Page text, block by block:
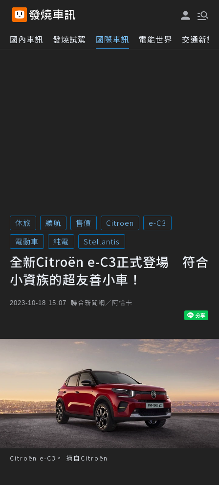
國內車訊 發燒試駕 國際車訊 電能世界 交通新訊
休旅 續航 售價 Citroen
e-C3
電動車
純電 Stellantis
全新Citroën e-C3正式登場 符合
小資族的超友善小車！
2023-10-18 15:07 聯合新聞網／阿恰卡
Citroën e-C3。 摘自Citroën